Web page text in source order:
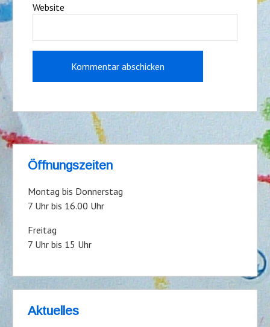
Website
Öffnungszeiten
Montag bis Donnerstag
7 Uhr bis 16.00 Uhr
Freitag
7 Uhr bis 15 Uhr
Aktuelles